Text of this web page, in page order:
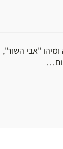
"אבי השור",